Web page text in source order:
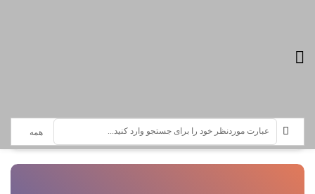
سرویس خبری بجنورد